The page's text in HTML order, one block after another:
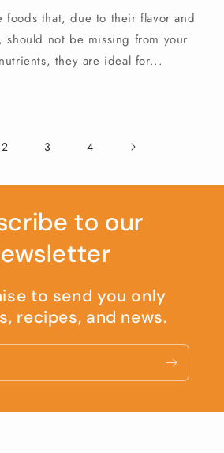
foods that, due to their flavor and
should not be missing from your
they are ideal for...
2 3 4
to our
to send you only
recipes, and news.